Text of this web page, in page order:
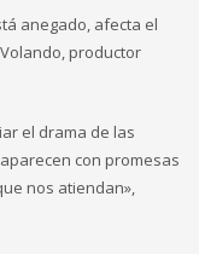
anegado, afecta el
productor
el drama de las
con promesas
nos atiendan»,